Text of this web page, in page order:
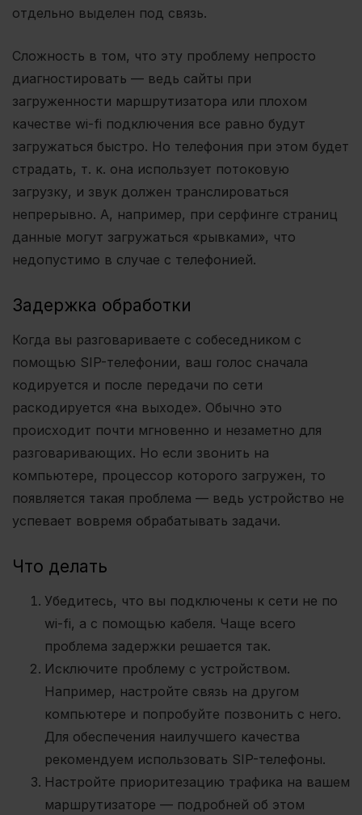
отдельно выделен под связь.
Сложность в том, что эту проблему непросто
диагностировать — ведь сайты при
загруженности маршрутизатора или плохом
качестве wi-fi подключения все равно будут
загружаться быстро. Но телефония при этом будет
страдать, т. к. она использует потоковую
загрузку, и звук должен транслироваться
непрерывно. А, например, при серфинге страниц
данные могут загружаться «рывками», что
недопустимо в случае с телефонией.
Задержка обработки
Когда вы разговариваете с собеседником с
помощью SIP-телефонии, ваш голос сначала
кодируется и после передачи по сети
раскодируется «на выходе». Обычно это
происходит почти мгновенно и незаметно для
разговаривающих. Но если звонить на
компьютере, процессор которого загружен, то
появляется такая проблема — ведь устройство не
успевает вовремя обрабатывать задачи.
Что делать
Убедитесь, что вы подключены к сети не по
wi-fi, а с помощью кабеля. Чаще всего
проблема задержки решается так.
Исключите проблему с устройством.
Например, настройте связь на другом
компьютере и попробуйте позвонить с него.
Для обеспечения наилучшего качества
рекомендуем использовать SIP-телефоны.
Настройте приоритезацию трафика на вашем
маршрутизаторе — подробней об этом